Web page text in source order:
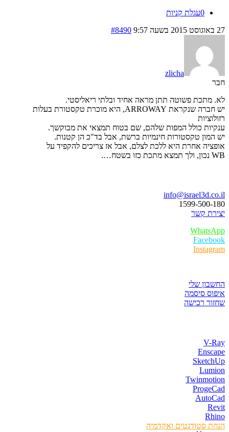
0עגלת קניות
27 באוגוסט 2015 בשעה 9:57
#8490
zlicha
חבר
לא. מתכת פשוטה תתן מראה אחיד ובלתי ריאליסטי.
יש חברה שנקראת ARROWAY, היא מוכרת טקסטורת בעלות
רזולוציות
ענקיות כולל המפות שלהם, שם בטוח תמצאי את מבוקשך.
יש המון טקסטורות חינמיות ברשת, אבל בד"כ הן קטנות.
אופציה אחרת היא ללכת לצלם, אבל אז צריכים להקפיד על
WB נכון, ולך תמצא מתכת כזו בשטח….
info@israel3d.co.il
1599-500-180
יצירת קשר
WhatsApp
Facebook
Instagram
החשבון שלי
איפוס סיסמה
שחזור רכישה
V-Ray
Enscape
SketchUp
Lumion
Twinmotion
ProgeCad
AutoCad
Revit
Rhino
הנחת סטודנטים ואקדמיה